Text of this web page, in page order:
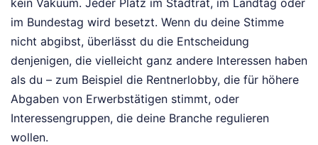
kein Vakuum. Jeder Platz im Stadtrat, im Landtag oder
im Bundestag wird besetzt. Wenn du deine Stimme
nicht abgibst, überlässt du die Entscheidung
denjenigen, die vielleicht ganz andere Interessen haben
als du – zum Beispiel die Rentnerlobby, die für höhere
Abgaben von Erwerbstätigen stimmt, oder
Interessengruppen, die deine Branche regulieren
wollen.